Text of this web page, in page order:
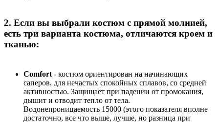
2. Если вы выбрали костюм с прямой молнией,
есть три варианта костюма, отличаются кроем и
тканью:
Comfort - костюм ориентирован на начинающих
саперов, для нечастых спокойных сплавов, со средней
активностью. Защищает при падении от промокания,
дышит и отводит тепло от тела.
Водонепроницаемость 15000 (этого показателя вполне
достаточно, все что выше, лучше, но разница при